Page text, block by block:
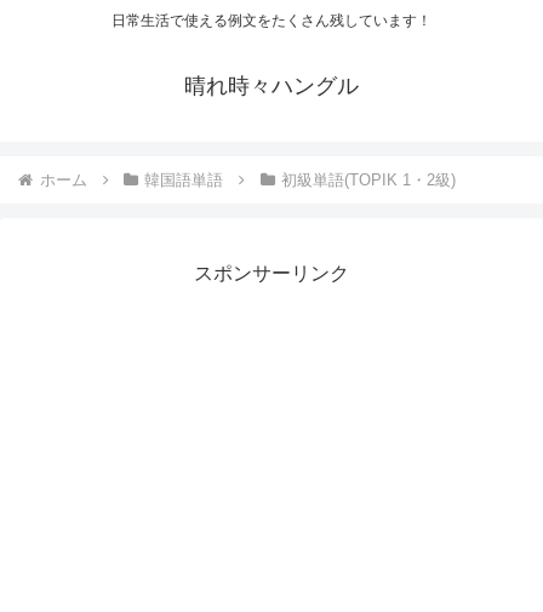
日常生活で使える例文をたくさん残しています！
晴れ時々ハングル
ホーム 韓国語単語 初級単語(TOPIK 1・2級)
スポンサーリンク